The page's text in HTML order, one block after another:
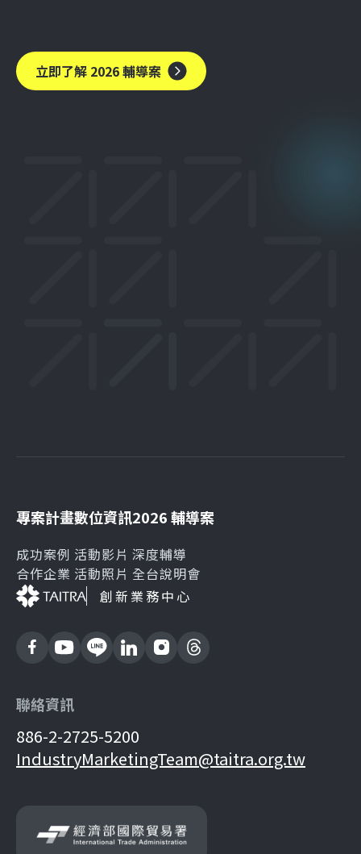
立即了解 2026 輔導案
專案計畫
成功案例
合作企業
數位資訊
活動影片
活動照片
2026 輔導案
深度輔導
全台說明會
創新業務中心
聯絡資訊
886-2-2725-5200
IndustryMarketingTeam@taitra.org.tw